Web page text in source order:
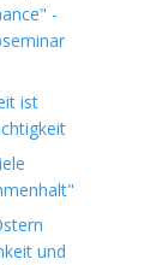
-
ist
und